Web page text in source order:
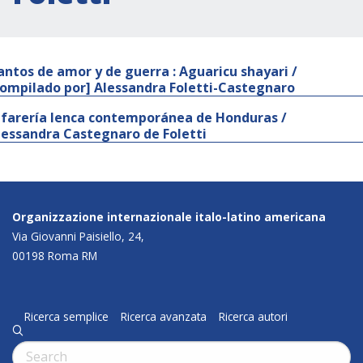
de amor y de guerra : Aguaricu shayari /
por] Alessandra Foletti-Castegnaro
lenca contemporánea de Honduras /
Castegnaro de Foletti
Organizzazione internazionale italo-latino americana
Via Giovanni Paisiello, 24,
00198 Roma RM
Ricerca semplice Ricerca avanzata Ricerca autori
q
Cerca: